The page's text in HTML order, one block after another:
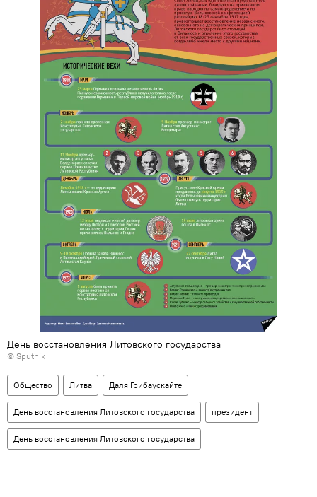
День восстановления Литовского государства
© Sputnik
Общество Литва Даля Грибаускайте
День восстановления Литовского государства президент
День восстановления Литовского государства